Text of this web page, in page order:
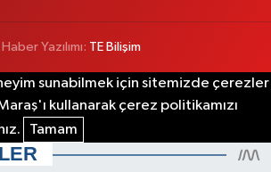
Haber Yazılımı: TE Bilişim
sunabilmek için sitemizde çerezler
kullanarak çerez politikamızı
Tamam